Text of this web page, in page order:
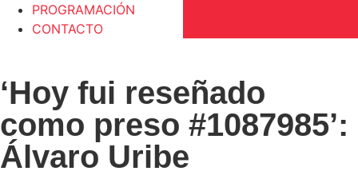
PROGRAMACIÓN
CONTACTO
‘Hoy fui reseñado
como preso #1087985’:
Álvaro Uribe